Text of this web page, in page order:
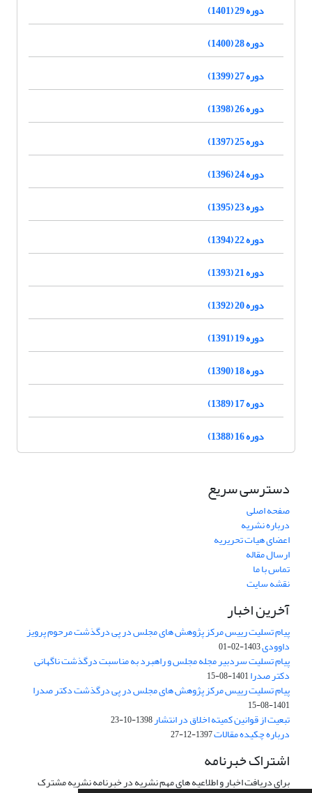
دوره 29 (1401)
دوره 28 (1400)
دوره 27 (1399)
دوره 26 (1398)
دوره 25 (1397)
دوره 24 (1396)
دوره 23 (1395)
دوره 22 (1394)
دوره 21 (1393)
دوره 20 (1392)
دوره 19 (1391)
دوره 18 (1390)
دوره 17 (1389)
دوره 16 (1388)
دسترسی سریع
صفحه اصلی
درباره نشریه
اعضای هیات تحریریه
ارسال مقاله
تماس با ما
نقشه سایت
آخرین اخبار
پیام تسلیت رییس مرکز پژوهش های مجلس در پی درگذشت مرحوم پرویز
داوودی1403-02-01
پیام تسلیت سردبیر مجله مجلس و راهبرد به مناسبت درگذشت ناگهانی
دکتر صدرا1401-08-15
پیام تسلیت رییس مرکز پژوهش های مجلس در پی درگذشت دکتر صدرا
1401-08-15
تبعیت از قوانین کمیته اخلاق در انتشار1398-10-23
درباره چکیده مقالات1397-12-27
اشتراک خبرنامه
برای دریافت اخبار و اطلاعیه های مهم نشریه در خبرنامه نشریه مشترک